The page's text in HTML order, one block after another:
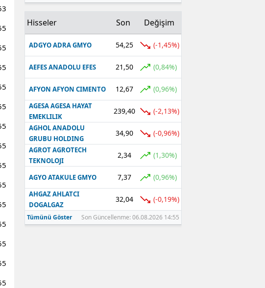
Hisseler Son Değişim
ADGYO ADRA GMYO 54,25 (-1,45%)
AEFES ANADOLU EFES 21,50 (0,84%)
AFYON AFYON CIMENTO 12,67 (0,96%)
AGESA AGESA HAYAT
EMEKLILIK
239,40 (-2,13%)
AGHOL ANADOLU
GRUBU HOLDING
34,90 (-0,96%)
AGROT AGROTECH
TEKNOLOJI
2,34 (1,30%)
AGYO ATAKULE GMYO 7,37 (0,96%)
AHGAZ AHLATCI
DOGALGAZ
32,04 (-0,19%)
Tümünü Göster Son Güncellenme: 06.08.2026 14:55